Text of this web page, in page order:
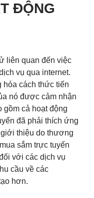
ĐỘNG
liên quan đến việc
vụ qua internet.
hóa cách thức tiến
nó được cảm nhận
gồm cả hoạt động
đã phải thích ứng
thiệu do thương
sắm trực tuyến
với các dịch vụ
cầu về các
hơn.